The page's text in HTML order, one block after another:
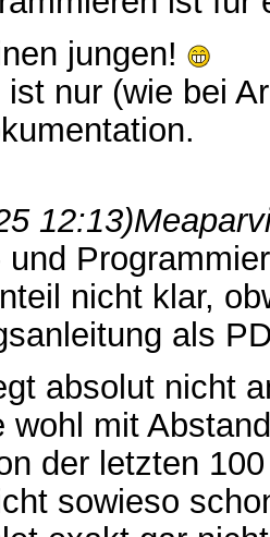
jungen!
nur (wie bei
12:13)
nicht klar,
als
absolut nicht
wohl mit
der letzten
sowieso